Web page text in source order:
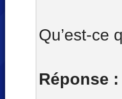
Qu’est-ce
Réponse :